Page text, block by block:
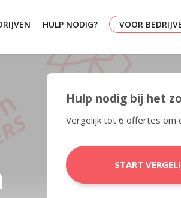
HULP NODIG? VOOR
Hulp nodig bij het
Vergelijk tot 6 offertes om
START